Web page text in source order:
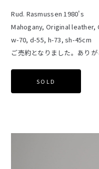
Rud. Rasmussen 1980's
Mahogany, Original leather,
w-70, d-55, h-73, sh-45cm
ご売約となりました。ありが
SOLD